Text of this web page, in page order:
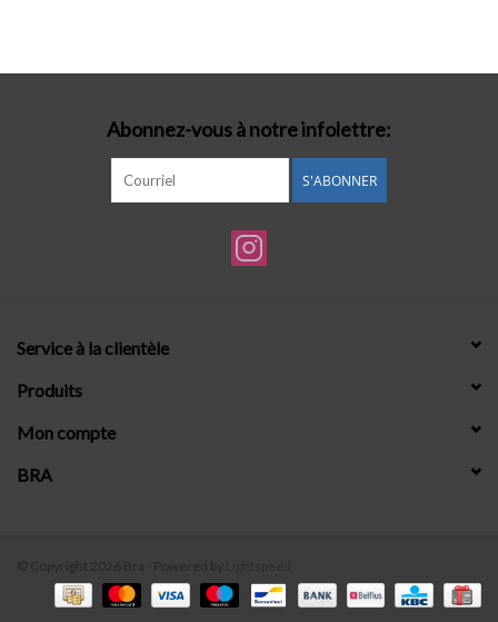
Abonnez-vous à notre infolettre:
S'ABONNER
Service à la clientèle
Produits
Mon compte
BRA
© Copyright 2026 Bra - Powered by